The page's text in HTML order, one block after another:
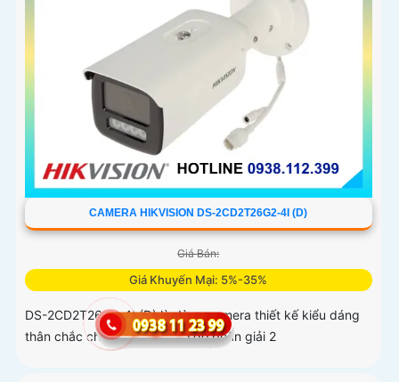
CAMERA HIKVISION DS-2CD2T26G2-4I (D)
Giá Bán:
Giá Khuyến Mại: 5%-35%
DS-2CD2T26G2-4I (D) là dòng camera thiết kế kiểu dáng
thân chắc chắn, ống kính có độ phân giải 2